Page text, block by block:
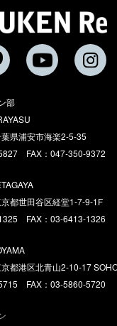
部
県浦安市海楽2-5-35
FAX：047-350-9372
都世田谷区経堂1-7-9-1F
FAX：03-6413-1326
都港区北青山2-10-17
FAX：03-5860-5720